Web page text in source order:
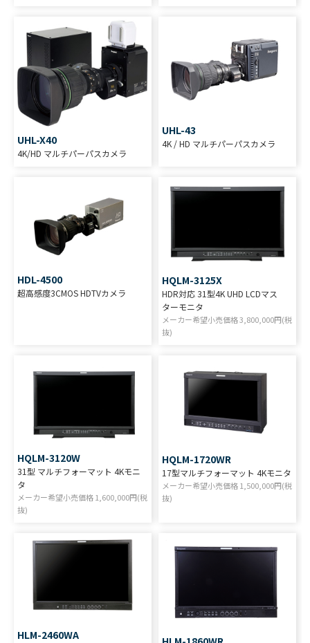
UHL-X40
4K/HD マルチパーパスカメラ
UHL-43
4K / HD マルチパーパスカメラ
HDL-4500
超高感度3CMOS HDTVカメラ
HQLM-3125X
HDR対応 31型4K UHD LCDマス
ターモニタ
メーカー希望小売価格3,800,000円(税
抜)
HQLM-3120W
31型 マルチフォーマット 4Kモニ
タ
メーカー希望小売価格1,600,000円(税
抜)
HQLM-1720WR
17型マルチフォーマット 4Kモニタ
メーカー希望小売価格1,500,000円(税
抜)
HLM-2460WA